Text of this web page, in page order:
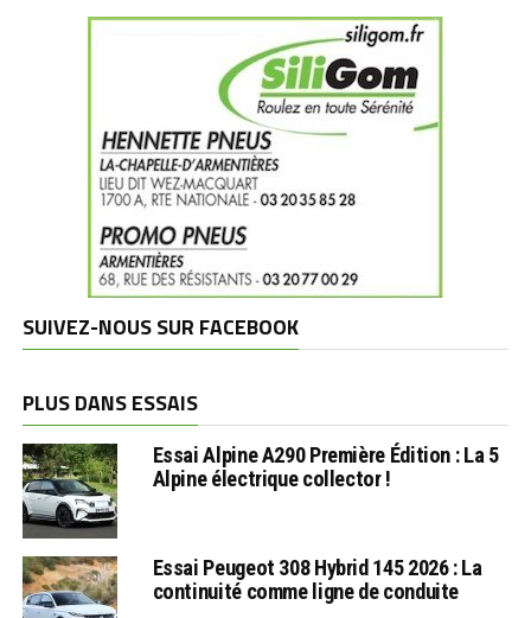
SUIVEZ-NOUS SUR FACEBOOK
PLUS DANS ESSAIS
Essai Alpine A290 Première Édition : La 5
Alpine électrique collector !
Essai Peugeot 308 Hybrid 145 2026 : La
continuité comme ligne de conduite